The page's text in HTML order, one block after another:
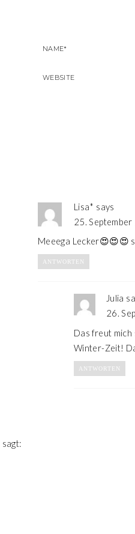
Lisa* says
25.
Meeega Lecker😍😍😍
ANTWORTEN
Julia
26.
Das freut
Winter-Zeit!
ANTWORTEN
sagt: